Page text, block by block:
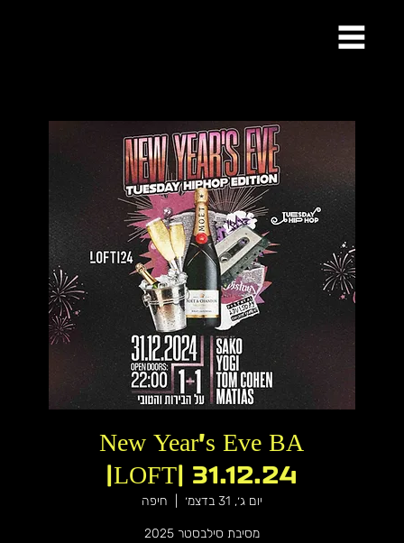
New Year’s Eve BA
LOFT| 31.12.24|
יום ג׳, 31 בדצמ׳ חיפה
מסיבת סילבסטר 2025